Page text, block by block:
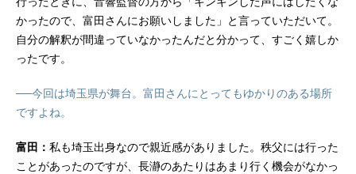
かったので、富田さんにお願いしました」と言っていただいて。
自分の解釈が間違っていなかったんだと分かって、すごく嬉しか
ったです。
──今回は埼玉県が舞台。富田さんにとってもゆかりのある場所
ですよね。
富田： 私も埼玉出身なので親近感がありました。秩父には行った
ことがあったのですが、長瀞のあたりはあまり行く機会がなかっ